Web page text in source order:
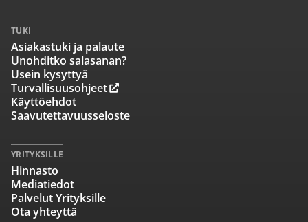
TUKI
Asiakastuki ja palaute
Unohditko salasanan?
Usein kysyttyä
Turvallisuusohjeet
Käyttöehdot
Saavutettavuusseloste
YRITYKSILLE
Hinnasto
Mediatiedot
Palvelut Yrityksille
Ota yhteyttä